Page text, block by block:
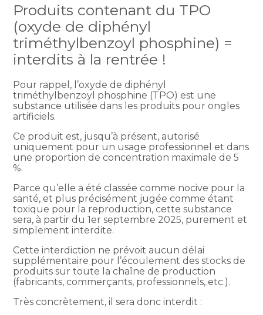
Produits contenant du TPO
(oxyde de diphényl
triméthylbenzoyl phosphine) =
interdits à la rentrée !
Pour rappel, l’oxyde de diphényl
triméthylbenzoyl phosphine (TPO) est une
substance utilisée dans les produits pour ongles
artificiels.
Ce produit est, jusqu’à présent, autorisé
uniquement pour un usage professionnel et dans
une proportion de concentration maximale de 5
%.
Parce qu’elle a été classée comme nocive pour la
santé, et plus précisément jugée comme étant
toxique pour la reproduction, cette substance
sera, à partir du 1er septembre 2025, purement et
simplement interdite.
Cette interdiction ne prévoit aucun délai
supplémentaire pour l’écoulement des stocks de
produits sur toute la chaîne de production
(fabricants, commerçants, professionnels, etc.).
Très concrètement, il sera donc interdit :